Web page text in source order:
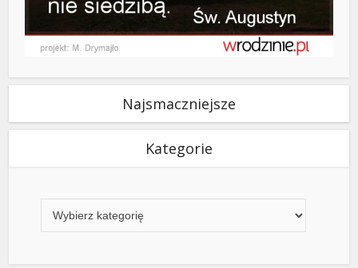
Najsmaczniejsze
Kategorie